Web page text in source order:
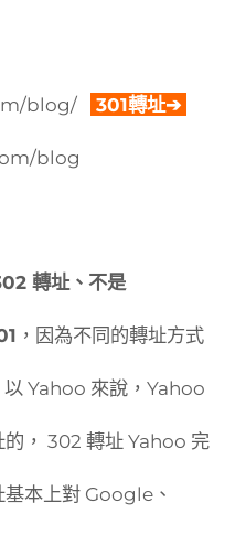
blog/ 301轉址➔
blog
轉址、不是
，因為不同的轉址方式
Yahoo 來說，Yahoo
的， 302 轉址 Yahoo 完
基本上對 Google、